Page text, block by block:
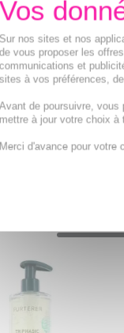
Sur nos sites et nos
de vous proposer les
communications et
sites à vos préférences,
Avant de poursuivre, vous
mettre à jour votre choix à
Merci d'avance pour votre